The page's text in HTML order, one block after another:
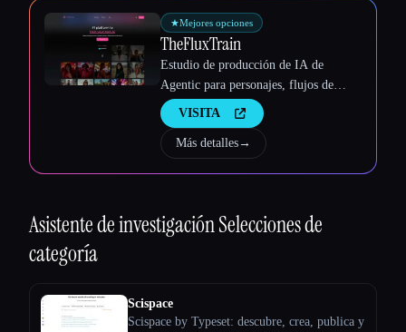
★Mejores opciones
TheFluxTrain
Estudio de producción de IA de
Agentic para personajes, flujos de
trabajo y vídeos coherentes
VISITA
Más detalles→
Asistente de investigaciónSelecciones de
categoría
Scispace
Scispace by Typeset: descubre, crea, publica y